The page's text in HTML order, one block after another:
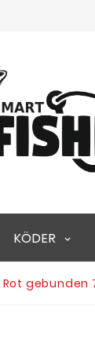
KÖDER
Rot